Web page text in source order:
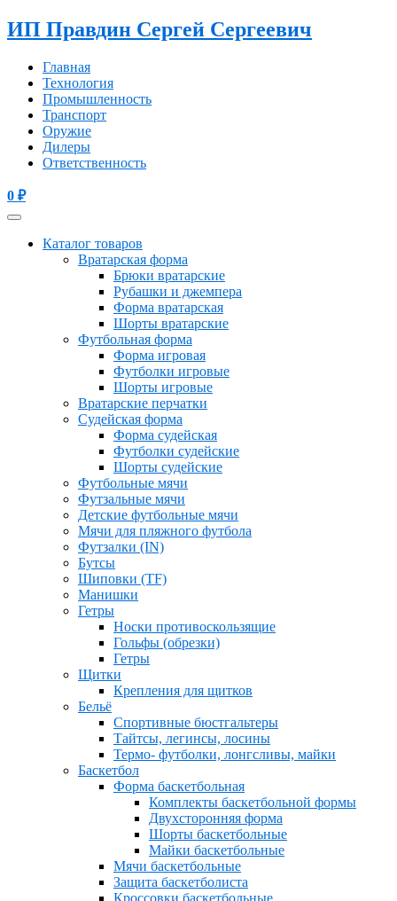
ИП Правдин Сергей Сергеевич
Главная
Технология
Промышленность
Транспорт
Оружие
Дилеры
Ответственность
0 ₽
Каталог товаров
Вратарская форма
Брюки вратарские
Рубашки и джемпера
Форма вратарская
Шорты вратарские
Футбольная форма
Форма игровая
Футболки игровые
Шорты игровые
Вратарские перчатки
Судейская форма
Форма судейская
Футболки судейские
Шорты судейские
Футбольные мячи
Футзальные мячи
Детские футбольные мячи
Мячи для пляжного футбола
Футзалки (IN)
Бутсы
Шиповки (TF)
Манишки
Гетры
Носки противоскользящие
Гольфы (обрезки)
Гетры
Щитки
Крепления для щитков
Бельё
Спортивные бюстгальтеры
Тайтсы, легинсы, лосины
Термо- футболки, лонгсливы, майки
Баскетбол
Форма баскетбольная
Комплекты баскетбольной формы
Двухсторонняя форма
Шорты баскетбольные
Майки баскетбольные
Мячи баскетбольные
Защита баскетболиста
Кроссовки баскетбольные